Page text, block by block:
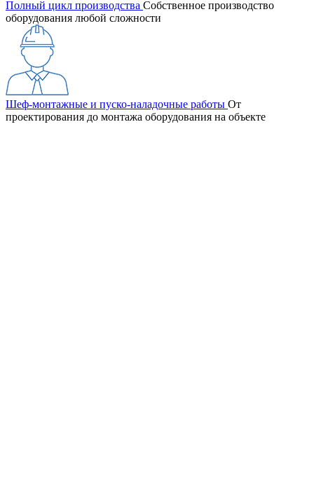
Полный цикл производства Собственное производство
оборудования любой сложности
Шеф-монтажные и пуско-наладочные работы От
проектирования до монтажа оборудования на объекте